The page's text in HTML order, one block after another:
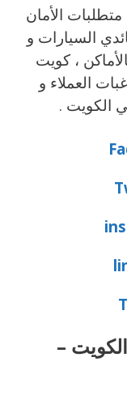
الأمان
السيارات و
، كويت
العملاء و
الكويت .
–